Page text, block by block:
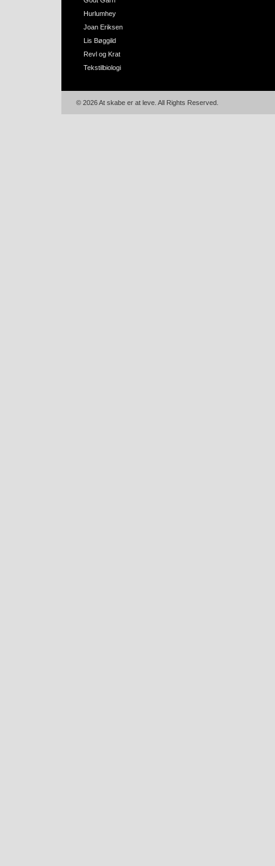
Hurlumhey
Joan Eriksen
Lis Bøggild
Revl og Krat
Tekstilbiologi
© 2026 At skabe er at leve. All Rights Reserved.